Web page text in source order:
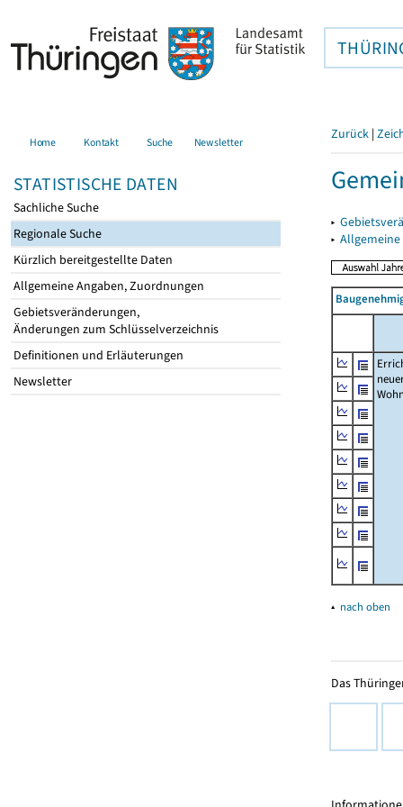
Home Kontakt Suche Newsletter
STATISTISCHE DATEN
Sachliche Suche
Regionale Suche
Kürzlich bereitgestellte Daten
Allgemeine Angaben, Zuordnungen
Gebietsveränderungen,
Änderungen zum Schlüsselverzeichnis
Definitionen und Erläuterungen
Newsletter
Zurück |
▸
▸
▴ nach oben
Das